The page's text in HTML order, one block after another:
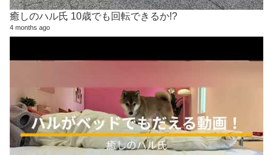
癒しのハル氏 10歳でも回転できるか!?
4 months ago